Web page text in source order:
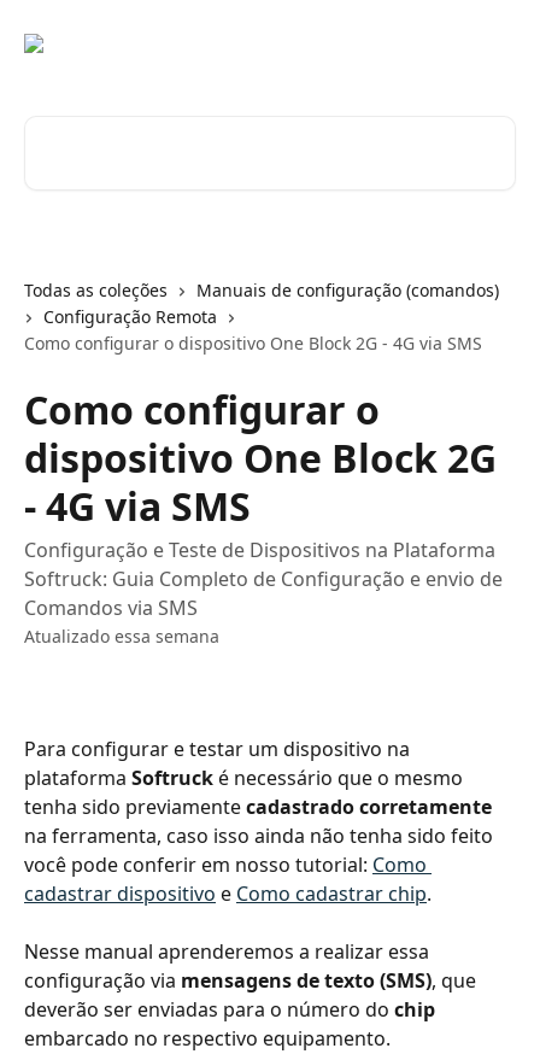
Todas as coleções
Manuais de configuração (comandos)
Configuração Remota
Como configurar o dispositivo One Block 2G - 4G via SMS
Como configurar o
dispositivo One Block 2G
- 4G via SMS
Configuração e Teste de Dispositivos na Plataforma
Softruck: Guia Completo de Configuração e envio de
Comandos via SMS
Atualizado essa semana
Para configurar e testar um dispositivo na
plataforma Softruck é necessário que o mesmo
tenha sido previamente cadastradocorretamente
na ferramenta, caso isso ainda não tenha sido feito
você pode conferir em nosso tutorial: Como
cadastrar dispositivo e Como cadastrar chip.
Nesse manual aprenderemos a realizar essa
configuração via mensagens de texto (SMS), que
deverão ser enviadas para o número do chip
embarcado no respectivo equipamento.